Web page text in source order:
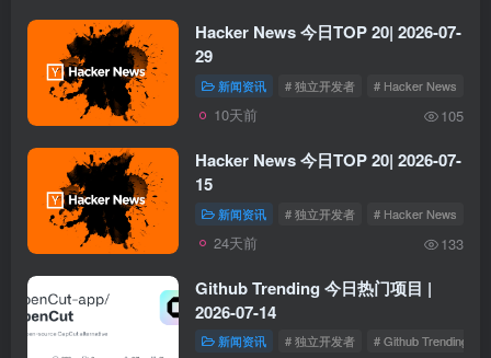
Hacker News 今日TOP 20| 2026-07-
29
新闻资讯 # 独立开发者 # Hacker News
10天前 105
Hacker News 今日TOP 20| 2026-07-
15
新闻资讯 # 独立开发者 # Hacker News
24天前 133
Github Trending 今日热门项目 |
2026-07-14
新闻资讯 # 独立开发者 # Github Trending